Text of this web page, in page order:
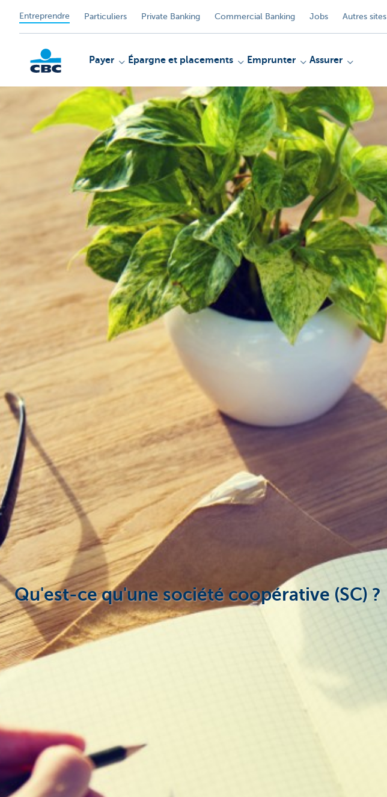
Entreprendre Particuliers Private Banking Commercial Banking Jobs Autres sites
KBC
Entrepreneurs
Payer Épargne et placements Emprunter Assurer
Qu'est-ce qu'une société coopérative (SC) ?